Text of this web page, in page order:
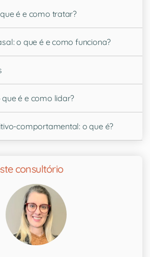
é e como tratar?
o que é e como funciona?
é e como lidar?
comportamental: o que é?
consultório